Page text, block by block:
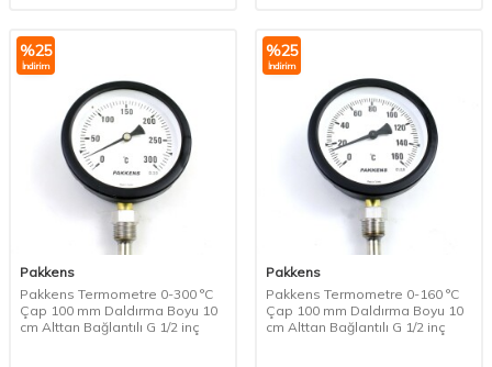
%25
İndirim
Pakkens
Pakkens Termometre 0-300 °C
Çap 100 mm Daldırma Boyu 10
cm Alttan Bağlantılı G 1/2 inç
%25
İndirim
Pakkens
Pakkens Termometre 0-160 °C
Çap 100 mm Daldırma Boyu 10
cm Alttan Bağlantılı G 1/2 inç